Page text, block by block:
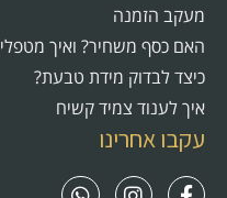
מעקב הזמנה
האם כסף משחיר? ואיך
כיצד לבדוק מידת טבעת?
איך לענוד צמיד קשיח
עקבו אחרינו